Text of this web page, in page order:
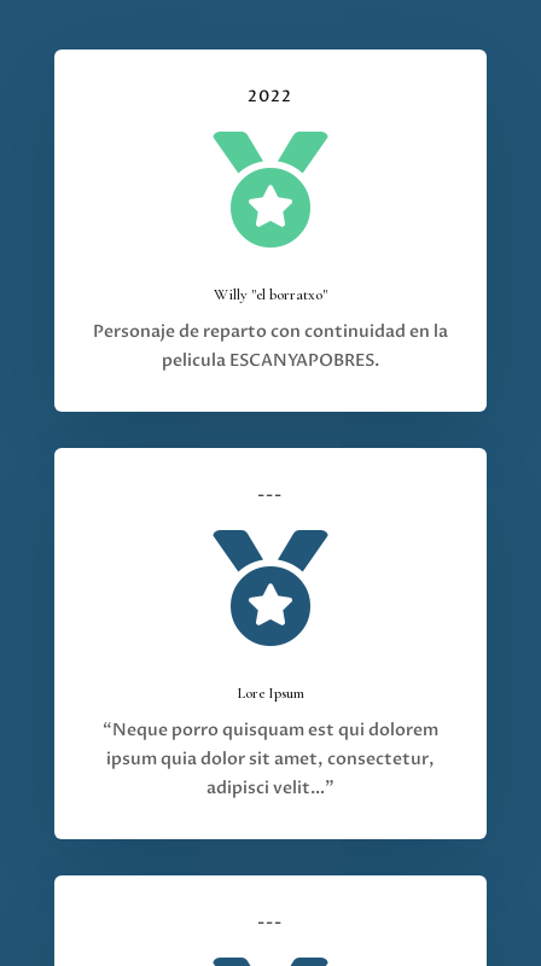
2022

Willy "el borratxo"
Personaje de reparto con continuidad en la
pelicula ESCANYAPOBRES.
---

Lore Ipsum
“Neque porro quisquam est qui dolorem
ipsum quia dolor sit amet, consectetur,
adipisci velit…”
---